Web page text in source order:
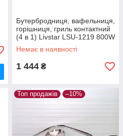
Бутербродниця, вафельниця,
горішниця, гриль контактний
(4 в 1) Livstar LSU-1219 800W
Знижка
Немає в наявності
1 444 ₴
Топ продажів –10%